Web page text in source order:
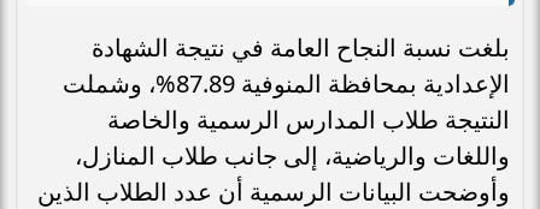
بلغت نسبة النجاح العامة في نتيجة الشهادة
الإعدادية بمحافظة المنوفية 87.89%، وشملت
النتيجة طلاب المدارس الرسمية والخاصة
واللغات والرياضية، إلى جانب طلاب المنازل،
وأوضحت البيانات الرسمية أن عدد الطلاب الذين